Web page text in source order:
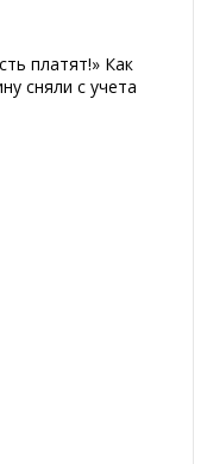
платят!» Как
сняли с учета